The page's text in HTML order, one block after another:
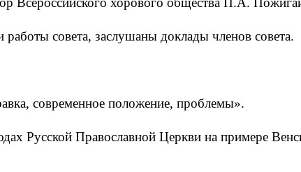
совета, заслушаны доклады членов совета.
современное положение, проблемы».
Русской Православной Церкви на примере